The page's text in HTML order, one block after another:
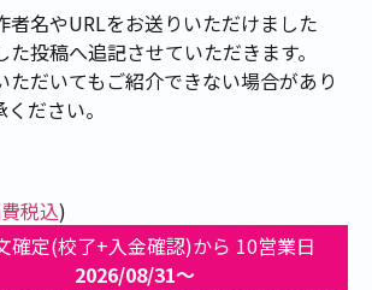
者名やURLをお送りいただけました
た投稿へ追記させていただきます。
だいてもご紹介できない場合があり
ださい。
税込)
確定(校了+入金確認)から 10営業日
2026/08/31～